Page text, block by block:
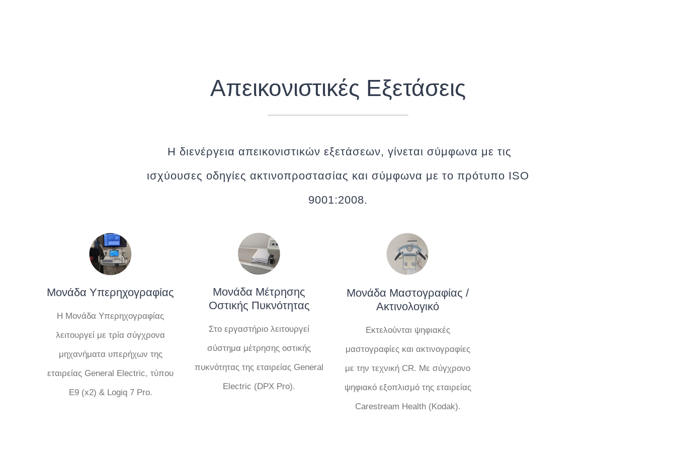
Απεικονιστικές Εξετάσεις
Η διενέργεια απεικονιστικών εξετάσεων, γίνεται σύμφωνα με τις
ισχύουσες οδηγίες ακτινοπροστασίας και σύμφωνα με το πρότυπο ISO
9001:2008.
Μονάδα Υπερηχογραφίας
Η Μονάδα Υπερηχογραφίας
λειτουργεί με τρία σύγχρονα
μηχανήματα υπερήχων της
εταιρείας General Electric, τύπου
Ε9 (x2) & Logiq 7 Pro.
Μονάδα Μέτρησης
Οστικής Πυκνότητας
Στο εργαστήριο λειτουργεί
σύστημα μέτρησης οστικής
πυκνότητας της εταιρείας General
Electric (DPX Pro).
Μονάδα Μαστογραφίας /
Ακτινολογικό
Εκτελούνται ψηφιακές
μαστογραφίες και ακτινογραφίες
με την τεχνική CR. Με σύγχρονο
ψηφιακό εξοπλισμό της εταιρείας
Carestream Health (Kodak).